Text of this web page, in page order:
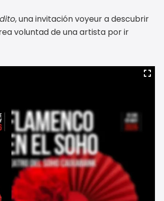
, una invitación voyeur a descubrir
voluntad de una artista por ir